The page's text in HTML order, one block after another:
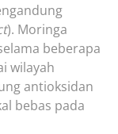
). Moringa
beberapa
wilayah
antioksidan
bebas pada